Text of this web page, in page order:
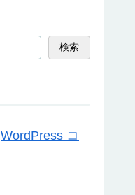
検索
WordPress コ